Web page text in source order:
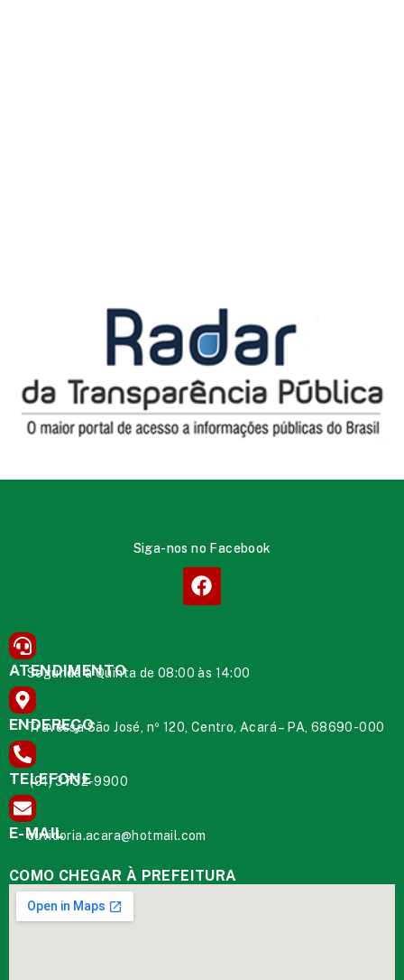
Siga-nos no Facebook
ATENDIMENTO
Segunda à Quinta de 08:00 às 14:00
ENDEREÇO
Travessa São José, nº 120, Centro, Acará – PA, 68690-000
TELEFONE
(91) 3732-9900
E-MAIL
ouvidoria.acara@hotmail.com
COMO CHEGAR À PREFEITURA